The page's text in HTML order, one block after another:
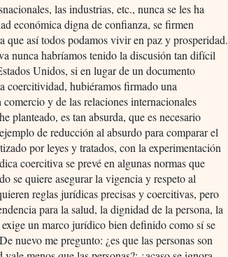
las industrias, etc., nunca se les ha
económica digna de confianza, se firmen
que así todos podamos vivir en paz y prosperidad.
nunca habríamos tenido la discusión tan difícil
Unidos, si en lugar de un documento
coercitividad, hubiéramos firmado una
y de las relaciones internacionales
planteado, es tan absurda, que es necesario
de reducción al absurdo para comparar el
por leyes y tratados, con la experimentación
coercitiva se prevé en algunas normas que
se quiere asegurar la vigencia y respeto al
reglas jurídicas precisas y coercitivas, pero
para la salud, la dignidad de la persona, la
un marco jurídico bien definido como sí se
nuevo me pregunto: ¿es que las personas son